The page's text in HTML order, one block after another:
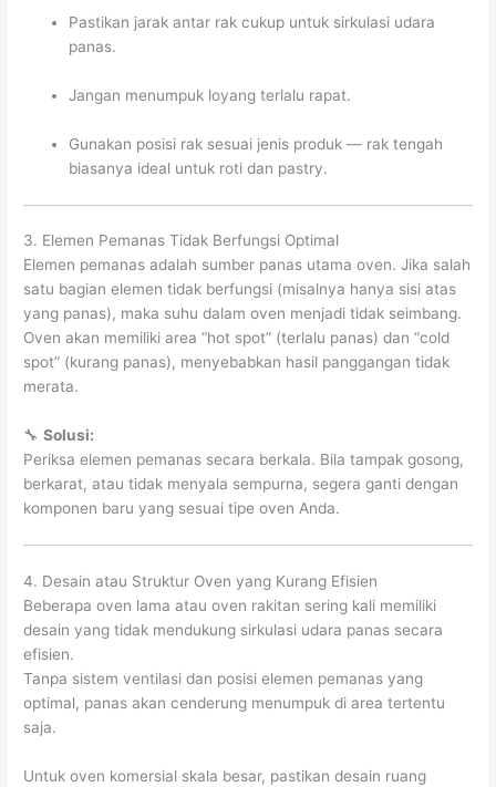
Pastikan jarak antar rak cukup untuk sirkulasi udara
panas.
Jangan menumpuk loyang terlalu rapat.
Gunakan posisi rak sesuai jenis produk — rak tengah
biasanya ideal untuk roti dan pastry.
3. Elemen Pemanas Tidak Berfungsi Optimal
Elemen pemanas adalah sumber panas utama oven. Jika salah
satu bagian elemen tidak berfungsi (misalnya hanya sisi atas
yang panas), maka suhu dalam oven menjadi tidak seimbang.
Oven akan memiliki area “hot spot” (terlalu panas) dan “cold
spot” (kurang panas), menyebabkan hasil panggangan tidak
merata.
🔧Solusi:
Periksa elemen pemanas secara berkala. Bila tampak gosong,
berkarat, atau tidak menyala sempurna, segera ganti dengan
komponen baru yang sesuai tipe oven Anda.
4. Desain atau Struktur Oven yang Kurang Efisien
Beberapa oven lama atau oven rakitan sering kali memiliki
desain yang tidak mendukung sirkulasi udara panas secara
efisien.
Tanpa sistem ventilasi dan posisi elemen pemanas yang
optimal, panas akan cenderung menumpuk di area tertentu
saja.
Untuk oven komersial skala besar, pastikan desain ruang